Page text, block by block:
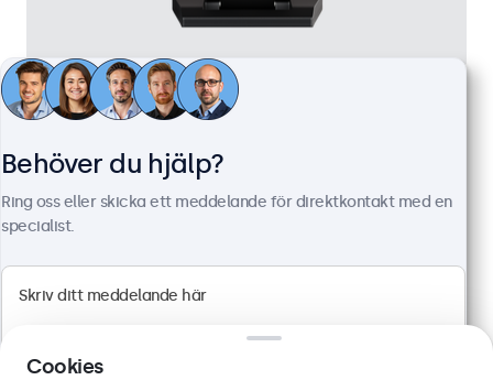
13 Tums Touchskärm
Artikelnummer:13TS7
Full HD multitouch panel
Montering: skrivbord, vägg
Yttermått: 318 x 200 x 34 mm
5 373,75 kr inkl. moms
Behöver du hjälp?
Ring oss eller skicka ett meddelande för direktkontakt med en
specialist.
Cookies